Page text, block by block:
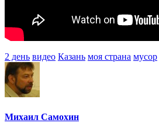
2 день видео Казань моя страна мусор
Михаил Самохин